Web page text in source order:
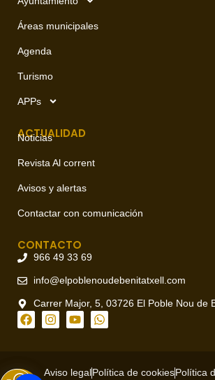
Áreas municipales
Agenda
Turismo
APPs
ACTUALIDAD
Noticias
Revista Al corrent
Avisos y alertas
Contactar con comunicación
CONTACTO
966 49 33 69
info@elpoblenoudebenitatxell.com
Carrer Major, 5, 03726 El Poble Nou de
Aviso legalPolítica de cookiesPolítica